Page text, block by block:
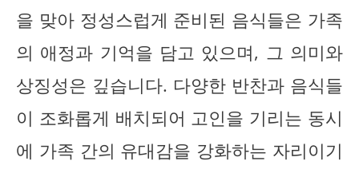
을 맞아 정성스럽게 준비된 음식들은 가족
의 애정과 기억을 담고 있으며, 그 의미와
상징성은 깊습니다. 다양한 반찬과 음식들
이 조화롭게 배치되어 고인을 기리는 동시
에 가족 간의 유대감을 강화하는 자리이기